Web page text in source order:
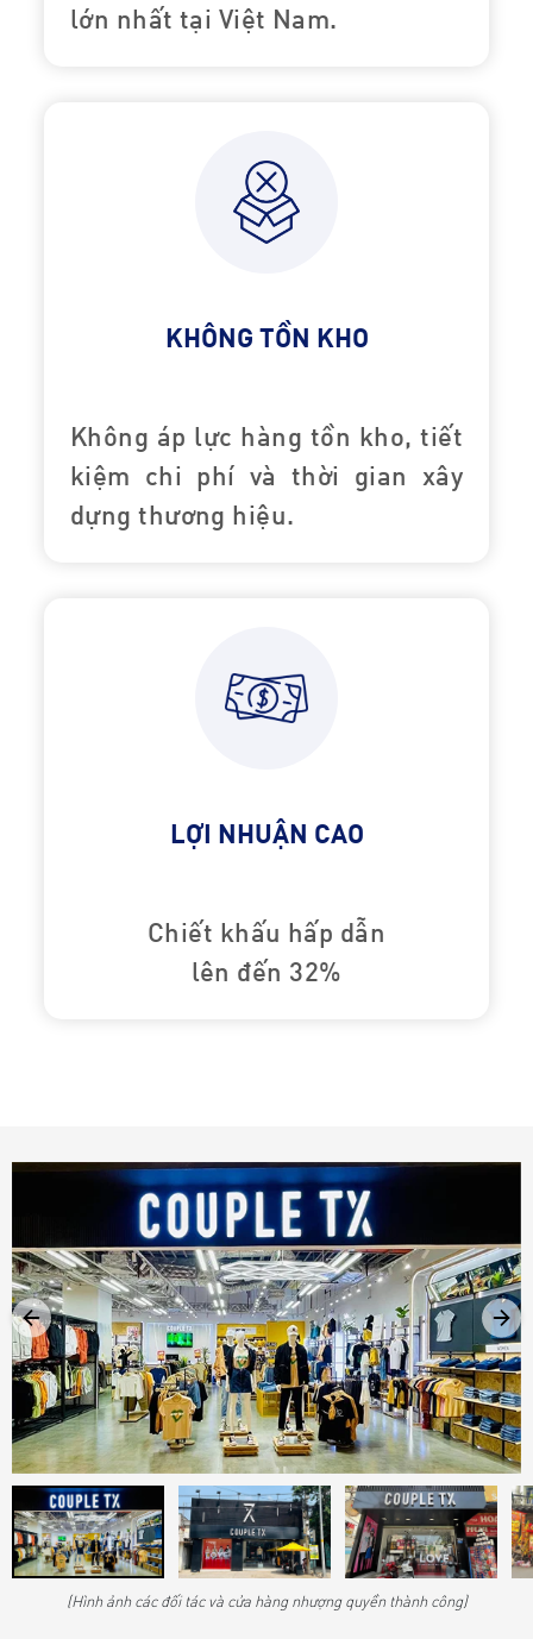
lớn nhất tại Việt Nam.
KHÔNG TỒN KHO
Không áp lực hàng tồn kho, tiết
kiệm chi phí và thời gian xây
dựng thương hiệu.
LỢI NHUẬN CAO
Chiết khấu hấp dẫn
lên đến 32%
(Hình ảnh các đối tác và cửa hàng nhượng quyền thành công)